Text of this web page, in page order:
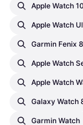
Apple Watch 10
Apple Watch
Garmin Fenix 8
Apple Watch
Apple Watch
Galaxy Watch
Garmin Watch